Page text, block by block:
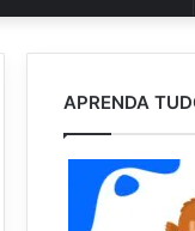
APRENDA